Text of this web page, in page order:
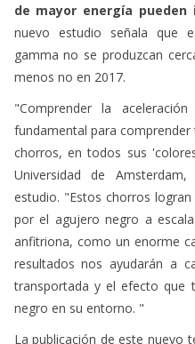
de mayor energía
nuevo estudio señala que
gamma no se produzcan
menos no en 2017.
"Comprender la
fundamental para
chorros, en todos sus
Universidad de
estudio. "Estos chorros
por el agujero negro a
anfitriona, como un enorme
resultados nos ayudarán a
transportada y el efecto que
negro en su entorno. "
La publicación de este nuevo